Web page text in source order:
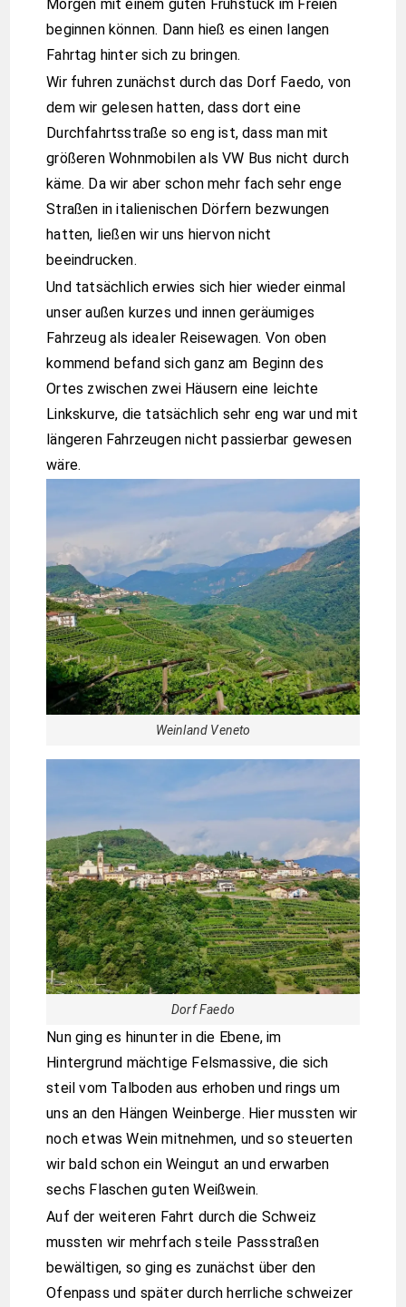
Morgen mit einem guten Frühstück im Freien
beginnen können. Dann hieß es einen langen
Fahrtag hinter sich zu bringen.
Wir fuhren zunächst durch das Dorf Faedo, von
dem wir gelesen hatten, dass dort eine
Durchfahrtsstraße so eng ist, dass man mit
größeren Wohnmobilen als VW Bus nicht durch
käme. Da wir aber schon mehr fach sehr enge
Straßen in italienischen Dörfern bezwungen
hatten, ließen wir uns hiervon nicht
beeindrucken.
Und tatsächlich erwies sich hier wieder einmal
unser außen kurzes und innen geräumiges
Fahrzeug als idealer Reisewagen. Von oben
kommend befand sich ganz am Beginn des
Ortes zwischen zwei Häusern eine leichte
Linkskurve, die tatsächlich sehr eng war und mit
längeren Fahrzeugen nicht passierbar gewesen
wäre.
Weinland Veneto
Dorf Faedo
Nun ging es hinunter in die Ebene, im
Hintergrund mächtige Felsmassive, die sich
steil vom Talboden aus erhoben und rings um
uns an den Hängen Weinberge. Hier mussten wir
noch etwas Wein mitnehmen, und so steuerten
wir bald schon ein Weingut an und erwarben
sechs Flaschen guten Weißwein.
Auf der weiteren Fahrt durch die Schweiz
mussten wir mehrfach steile Passstraßen
bewältigen, so ging es zunächst über den
Ofenpass und später durch herrliche schweizer